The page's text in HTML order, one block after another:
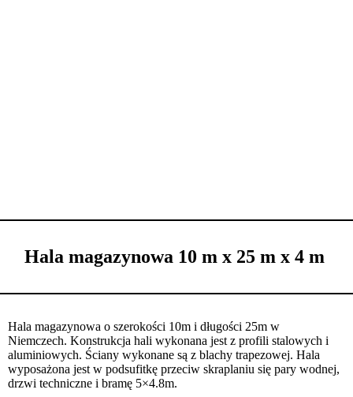
Hala magazynowa 10 m x 25 m x 4 m
Hala magazynowa o szerokości 10m i długości 25m w
Niemczech. Konstrukcja hali wykonana jest z profili stalowych i
aluminiowych. Ściany wykonane są z blachy trapezowej. Hala
wyposażona jest w podsufitkę przeciw skraplaniu się pary wodnej,
drzwi techniczne i bramę 5×4.8m.